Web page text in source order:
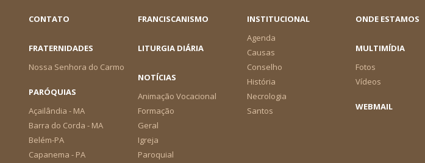
CONTATO FRANCISCANISMO
INSTITUCIONAL
Agenda
Causas
Conselho
História
Necrologia
Santos
ONDE ESTAMOS
FRATERNIDADES
Nossa Senhora do Carmo
LITURGIA DIÁRIA
MULTIMÍDIA
Fotos
Vídeos
NOTÍCIAS
Animação Vocacional
Formação
Geral
Igreja
Paroquial
PARÓQUIAS
Açailândia - MA
Barra do Corda - MA
Belém-PA
Capanema - PA
WEBMAIL